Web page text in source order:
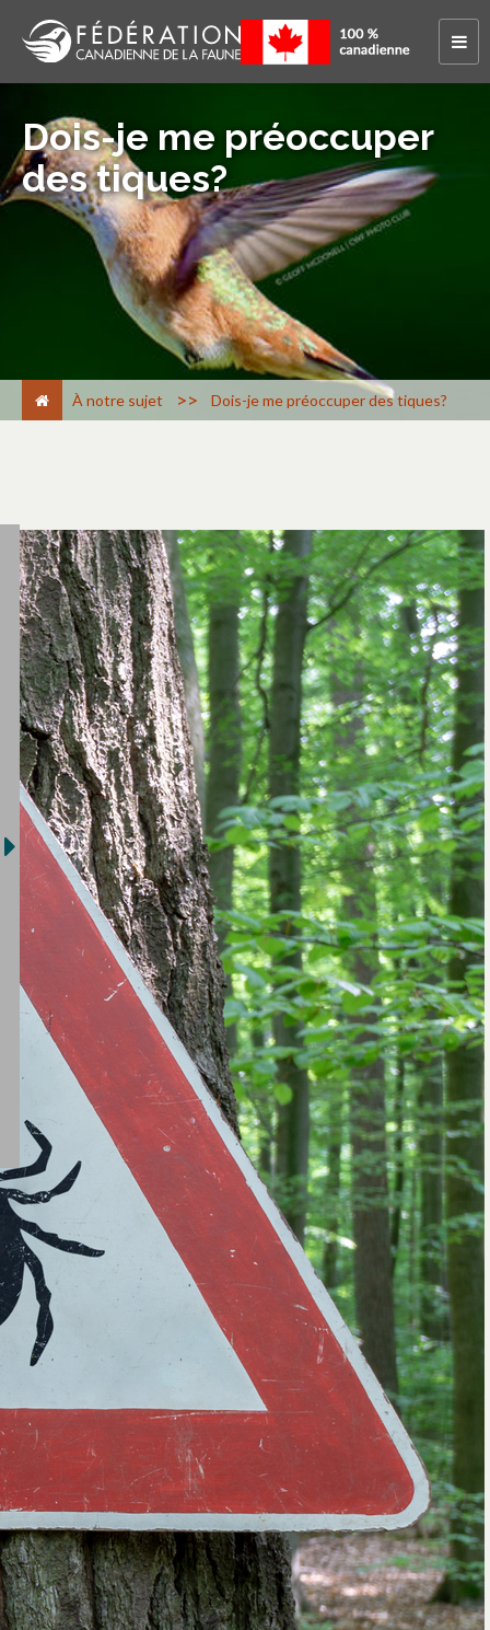
Dois-je me préoccuper
des tiques?
À notre sujet > Dois-je me préoccuper des tiques?